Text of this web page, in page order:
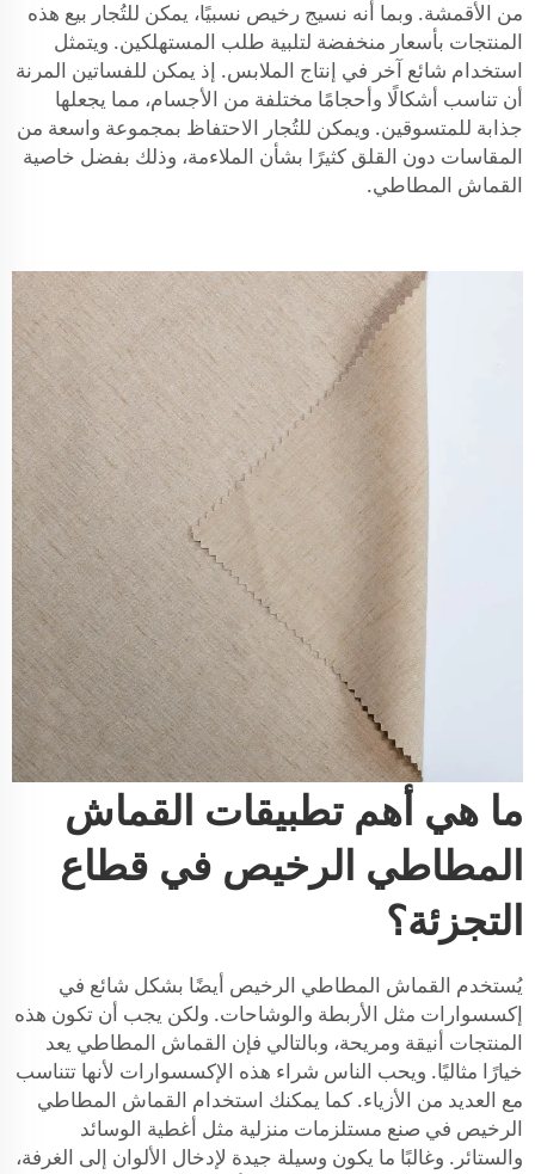
من الأقمشة. وبما أنه نسيج رخيص نسبيًا، يمكن للتُجار بيع هذه
المنتجات بأسعار منخفضة لتلبية طلب المستهلكين. ويتمثل
استخدام شائع آخر في إنتاج الملابس. إذ يمكن للفساتين المرنة
أن تناسب أشكالًا وأحجامًا مختلفة من الأجسام، مما يجعلها
جذابة للمتسوقين. ويمكن للتُجار الاحتفاظ بمجموعة واسعة من
المقاسات دون القلق كثيرًا بشأن الملاءمة، وذلك بفضل خاصية
القماش المطاطي.
ما هي أهم تطبيقات القماش
المطاطي الرخيص في قطاع
التجزئة؟
يُستخدم القماش المطاطي الرخيص أيضًا بشكل شائع في
إكسسوارات مثل الأربطة والوشاحات. ولكن يجب أن تكون هذه
المنتجات أنيقة ومريحة، وبالتالي فإن القماش المطاطي يعد
خيارًا مثاليًا. ويحب الناس شراء هذه الإكسسوارات لأنها تتناسب
مع العديد من الأزياء. كما يمكنك استخدام القماش المطاطي
الرخيص في صنع مستلزمات منزلية مثل أغطية الوسائد
والستائر. وغالبًا ما يكون وسيلة جيدة لإدخال الألوان إلى الغرفة،